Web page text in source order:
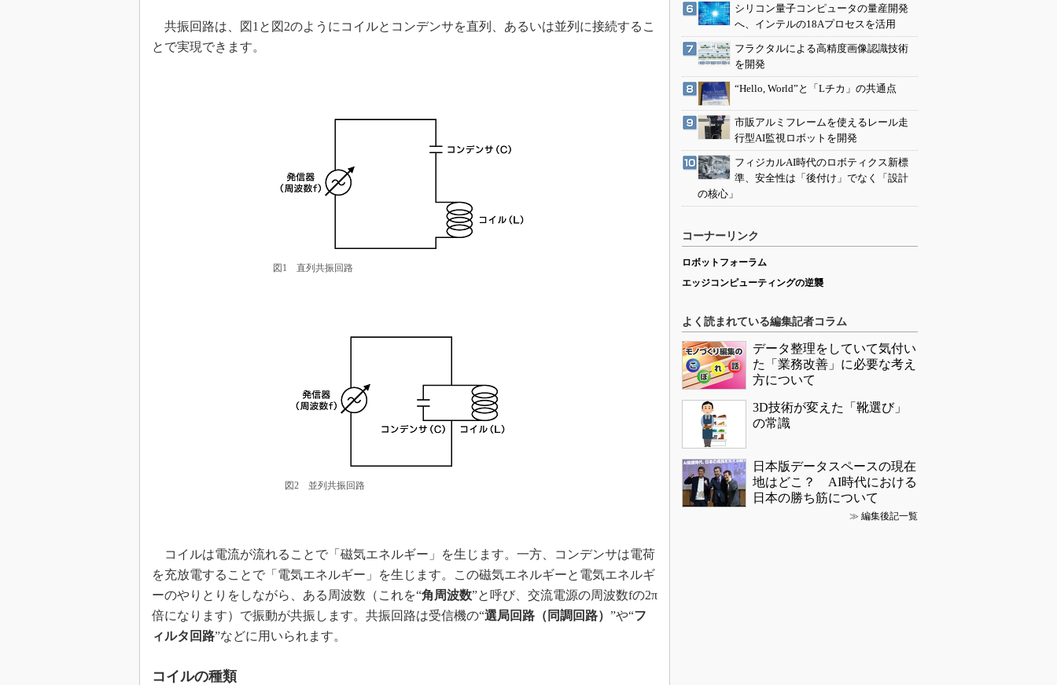
植物工場
新型コロナへの対応
共振回路は、図1と図2のようにコイルとコンデンサを直列、あるいは並列に接続するこ
とで実現できます。
図1 直列共振回路
図2 並列共振回路
コイルは電流が流れることで「磁気エネルギー」を生じます。一方、コンデンサは電荷
を充放電することで「電気エネルギー」を生じます。この磁気エネルギーと電気エネルギ
ーのやりとりをしながら、ある周波数（これを“角周波数”と呼び、交流電源の周波数fの2π
倍になります）で振動が共振します。共振回路は受信機の“選局回路（同調回路） ”や“フ
ィルタ回路”などに用いられます。
コイルの種類
シリコン量子コンピュータの量産開発
へ、インテルの18Aプロセスを活用
フラクタルによる高精度画像認識技術
を開発
“Hello, World”と「Lチカ」の共通点
市販アルミフレームを使えるレール走
行型AI監視ロボットを開発
フィジカルAI時代のロボティクス新標
準、安全性は「後付け」でなく「設計
の核心」
コーナーリンク
ロボットフォーラム
エッジコンピューティングの逆襲
よく読まれている編集記者コラム
データ整理をしていて気付い
た「業務改善」に必要な考え
方について
3D技術が変えた「靴選び」
の常識
日本版データスペースの現在
地はどこ？ AI時代における
日本の勝ち筋について
≫ 編集後記一覧